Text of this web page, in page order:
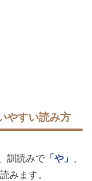
やすい読み方
、訓読みで 「や」
みます。